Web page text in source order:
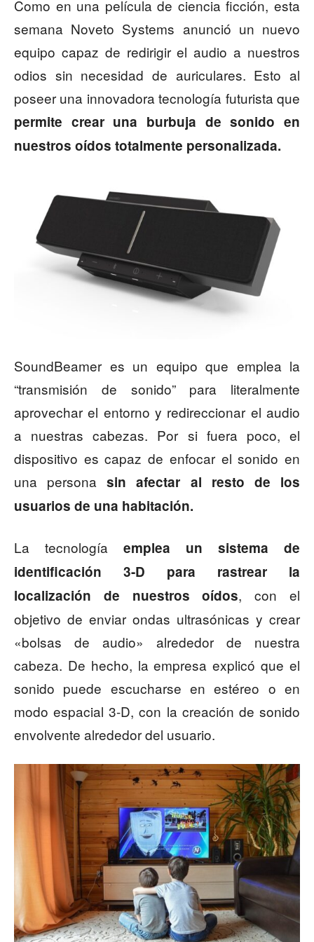
Como en una película de ciencia ficción, esta
semana Noveto Systems anunció un nuevo
equipo capaz de redirigir el audio a nuestros
odios sin necesidad de auriculares. Esto al
poseer una innovadora tecnología futurista que
permite crear una burbuja de sonido en
nuestros oídos totalmente personalizada.
SoundBeamer es un equipo que emplea la
“transmisión de sonido” para literalmente
aprovechar el entorno y redireccionar el audio
a nuestras cabezas. Por si fuera poco, el
dispositivo es capaz de enfocar el sonido en
una personasin afectar al resto de los
usuarios de una habitación.
La tecnología emplea un sistema de
identificación 3-D para rastrear la
localización de nuestros oídos, con el
objetivo de enviar ondas ultrasónicas y crear
«bolsas de audio» alrededor de nuestra
cabeza. De hecho, la empresa explicó que el
sonido puede escucharse en estéreo o en
modo espacial 3-D, con la creación de sonido
envolvente alrededor del usuario.